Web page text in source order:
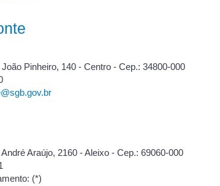
Pinheiro, 140 - Centro - Cep.: 34800-000
Araújo, 2160 - Aleixo - Cep.: 69060-000
(*)